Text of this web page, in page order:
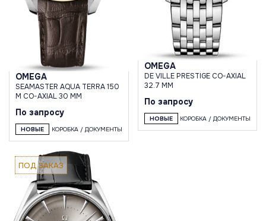
OMEGA
SEAMASTER AQUA TERRA 150
M CO-AXIAL 30 MM
По запросу
НОВЫЕ КОРОБКА / ДОКУМЕНТЫ
OMEGA
DE VILLE PRESTIGE CO-AXIAL
32.7 MM
По запросу
НОВЫЕ КОРОБКА / ДОКУМЕНТЫ
ПОД ЗАКАЗ